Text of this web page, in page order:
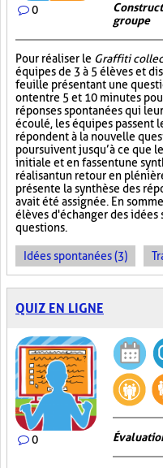
0
groupe
Pour réaliser le Graffiti
équipes de 3 à 5 élèves et
feuille présentant une
ont entre 5 et 10 minutes
réponses spontanées qui
écoulé, les équipes passent
répondent à la nouvelle
poursuivent jusqu’à ce que
initiale et en fassent une
réalisant un retour en
présente la synthèse des
avait été assignée. En
élèves d'échanger des idées
questions.
Idées spontanées (3)
QUIZ EN LIGNE
0